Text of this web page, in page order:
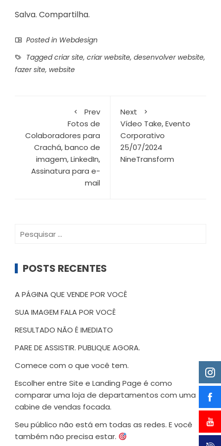
Salva. Compartilha.
Posted in Webdesign
Taggedcriar site, criar website, desenvolver website,
fazer site, website
Prev
Fotos de
Colaboradores para
Crachá, banco de
imagem, LinkedIn,
Assinatura para e-
mail
Next
Vídeo Take, Evento
Corporativo
25/07/2024
NineTransform
Pesquisar
POSTS RECENTES
A PÁGINA QUE VENDE POR VOCÊ
SUA IMAGEM FALA POR VOCÊ
RESULTADO NÃO É IMEDIATO
PARE DE ASSISTIR. PUBLIQUE AGORA.
Comece com o que você tem.
Escolher entre Site e Landing Page é como
comparar uma loja de departamentos com uma
cabine de vendas focada.
Seu público não está em todas as redes. E você
também não precisa estar.